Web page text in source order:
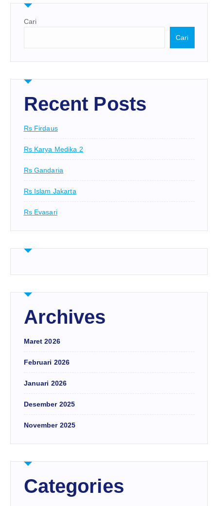
Cari
Cari
Recent Posts
Rs Firdaus
Rs Karya Medika 2
Rs Gandaria
Rs Islam Jakarta
Rs Evasari
Archives
Maret 2026
Februari 2026
Januari 2026
Desember 2025
November 2025
Categories